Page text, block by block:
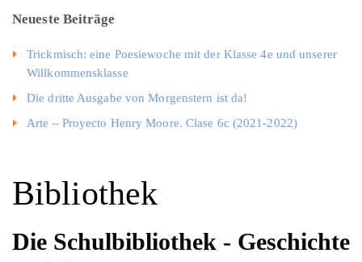
Bibliothek
Die Schulbibliothek - Geschichte
Neueste Beiträge
Trickmisch: eine Poesiewoche mit der Klasse 4e und unserer
Willkommensklasse
Die dritte Ausgabe von Morgenstern ist da!
Arte – Proyecto Henry Moore. Clase 6c (2021-2022)